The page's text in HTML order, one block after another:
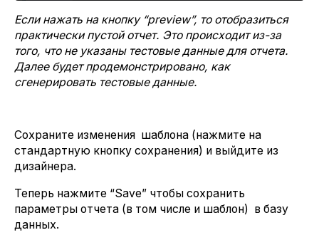
Если нажать на кнопку “preview”, то отобразиться
практически пустой отчет. Это происходит из-за
того, что не указаны тестовые данные для отчета.
Далее будет продемонстрировано, как
сгенерировать тестовые данные.
Сохраните изменения шаблона (нажмите на
стандартную кнопку сохранения) и выйдите из
дизайнера.
Теперь нажмите “Save” чтобы сохранить
параметры отчета (в том числе и шаблон) в базу
данных.